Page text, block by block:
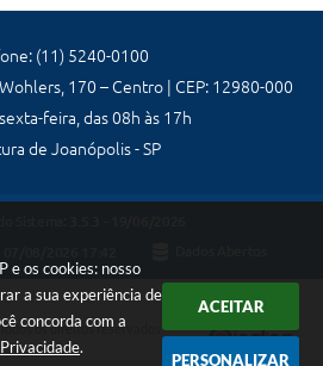
e os cookies: nosso
a sua experiência de
concorda com a
Privacidade.
ACEITAR
PERSONALIZAR
(11) 5240-0100
170 – Centro | CEP: 12980-000
feira, das 08h às 17h
de Joanópolis - SP
os direitos reservados -